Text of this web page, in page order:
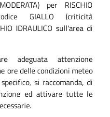
per RISCHIO
codice GIALLO (criticità
IDRAULICO sull'area di
adeguata attenzione
ore delle condizioni meteo
si raccomanda, di
ed attivare tutte le